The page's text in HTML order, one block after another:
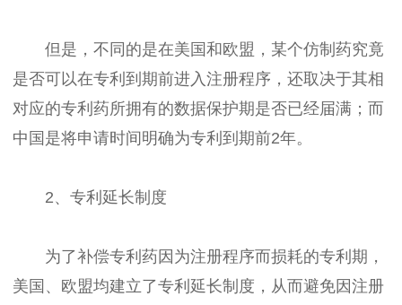
但是，不同的是在美国和欧盟，某个仿制药究竟
是否可以在专利到期前进入注册程序，还取决于其相
对应的专利药所拥有的数据保护期是否已经届满；而
中国是将申请时间明确为专利到期前2年。
2、专利延长制度
为了补偿专利药因为注册程序而损耗的专利期，
美国、欧盟均建立了专利延长制度，从而避免因注册